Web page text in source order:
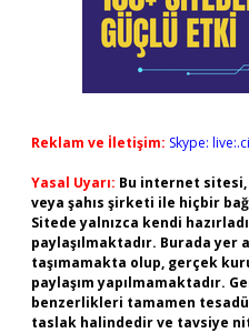
Reklam ve İletişim: Skype:
Yasal Uyarı: Bu internet
veya şahıs şirketi ile hiçbir
Sitede yalnızca kendi
paylaşılmaktadır. Burada
taşımamakta olup, gerçek
paylaşım yapılmamaktadır.
benzerlikleri tamamen
taslak halindedir ve tavsiye